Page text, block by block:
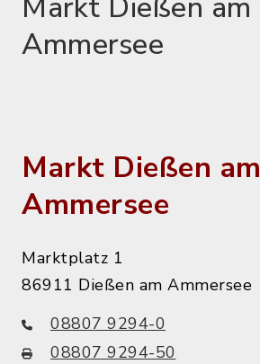
Ammersee
Markt Dießen am
Ammersee
Marktplatz 1
86911 Dießen am Ammersee
08807 9294-0
08807 9294-50